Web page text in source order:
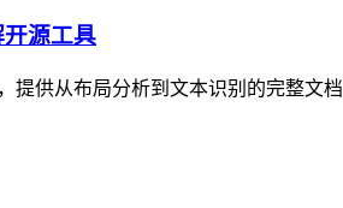
源工具
供从布局分析到文本识别的完整文